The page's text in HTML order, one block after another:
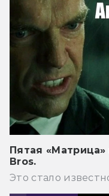
Пятая
Bros.
Это стало